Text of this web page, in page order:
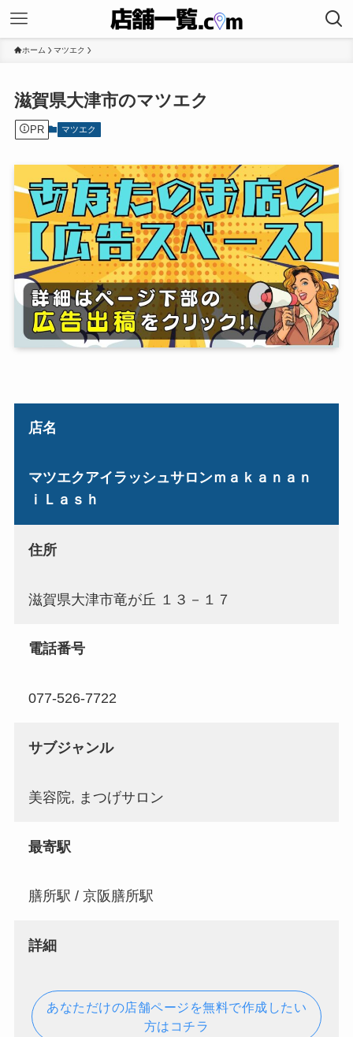
ホーム マツエク
滋賀県大津市のマツエク
PR マツエク
店名
マツエクアイラッシュサロンｍａｋａｎａｎ
ｉＬａｓｈ
住所
滋賀県大津市竜が丘 １３－１７
電話番号
077-526-7722
サブジャンル
美容院, まつげサロン
最寄駅
膳所駅 / 京阪膳所駅
詳細
あなただけの店舗ページを無料で作成したい
方はコチラ